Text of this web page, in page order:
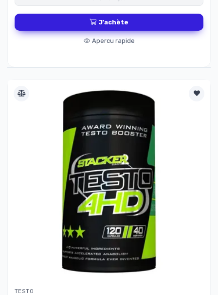
J'achète
Apercu rapide
TESTO